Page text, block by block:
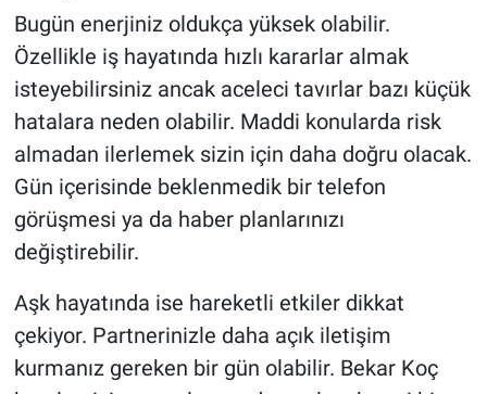
Bugün enerjiniz oldukça yüksek olabilir.
Özellikle iş hayatında hızlı kararlar almak
isteyebilirsiniz ancak aceleci tavırlar bazı küçük
hatalara neden olabilir. Maddi konularda risk
almadan ilerlemek sizin için daha doğru olacak.
Gün içerisinde beklenmedik bir telefon
görüşmesi ya da haber planlarınızı
değiştirebilir.
Aşk hayatında ise hareketli etkiler dikkat
çekiyor. Partnerinizle daha açık iletişim
kurmanız gereken bir gün olabilir. Bekar Koç